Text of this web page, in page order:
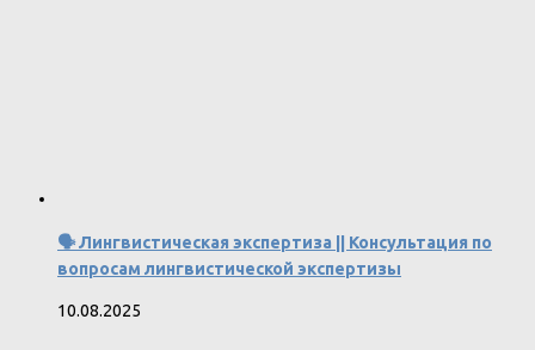
🗣 Лингвистическая экспертиза || Консультация по
вопросам лингвистической экспертизы
10.08.2025